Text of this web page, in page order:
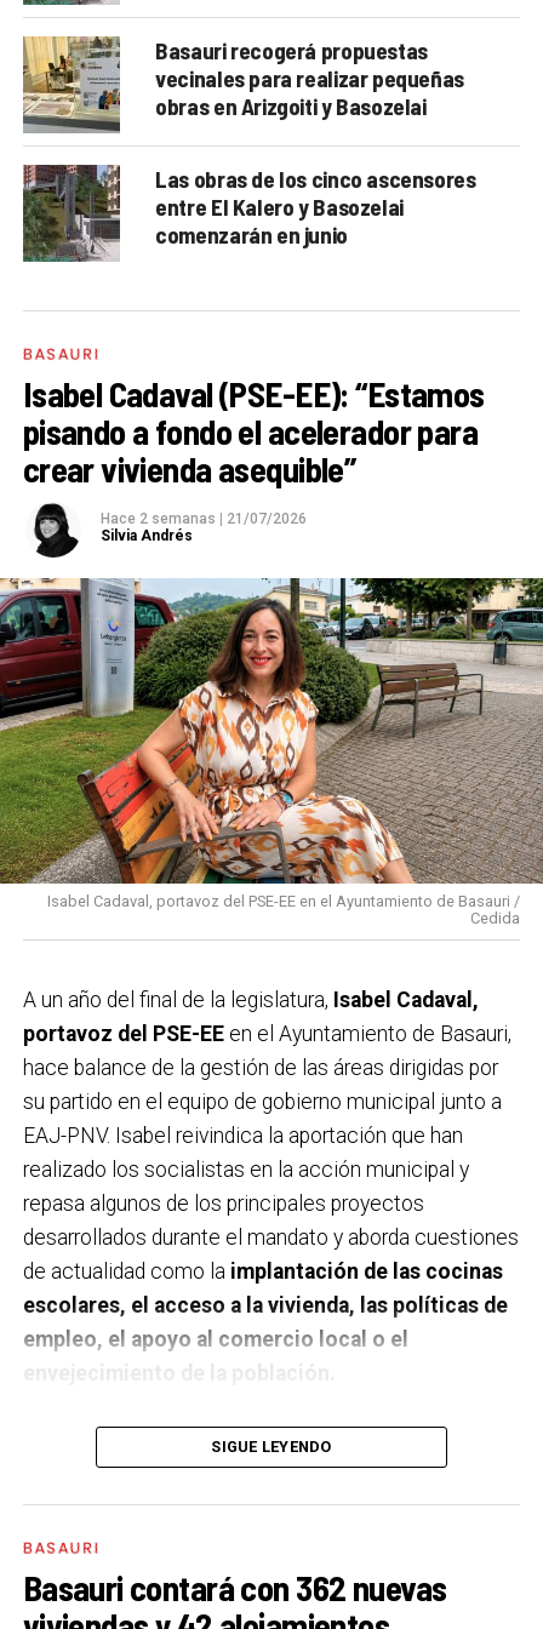
Basauri recogerá propuestas
vecinales para realizar pequeñas
obras en Arizgoiti y Basozelai
Las obras de los cinco ascensores
entre El Kalero y Basozelai
comenzarán en junio
BASAURI
Isabel Cadaval (PSE-EE): “Estamos
pisando a fondo el acelerador para
crear vivienda asequible”
Hace 2 semanas
21/07/2026
Silvia Andrés
Isabel Cadaval, portavoz del PSE-EE en el Ayuntamiento de Basauri /
Cedida
A un año del final de la legislatura, Isabel Cadaval,
portavoz del PSE-EEen el Ayuntamiento de Basauri,
hace balance de la gestión de las áreas dirigidas por
su partido en el equipo de gobierno municipal junto a
EAJ-PNV. Isabel reivindica la aportación que han
realizado los socialistas en la acción municipal y
repasa algunos de los principales proyectos
desarrollados durante el mandato y aborda cuestiones
de actualidad como la implantación de las cocinas
escolares, el acceso a la vivienda, las políticas de
empleo, el apoyo al comercio local o el
envejecimiento de la población.
A un año de acabar la legislatura, ¿qué balance
haces de la gestión del PSE en tus áreas dentro
del equipo de gobierno y qué proyectos
los gobiernos sirve para transformar y mejorar la vida
SIGUE LEYENDO
BASAURI
Basauri contará con 362 nuevas